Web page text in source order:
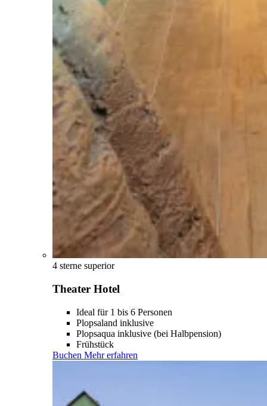
4 sterne superior
Theater Hotel
Ideal für 1 bis 6 Personen
Plopsaland inklusive
Plopsaqua inklusive (bei Halbpension)
Frühstück
Buchen Mehr erfahren